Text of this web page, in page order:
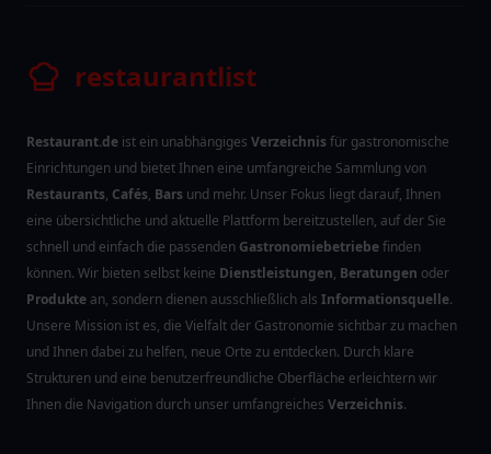
restaurantlist
Restaurant.de ist ein unabhängiges Verzeichnisfür gastronomische
Einrichtungen und bietet Ihnen eine umfangreiche Sammlung von
Restaurants, Cafés, Bars und mehr. Unser Fokus liegt darauf, Ihnen
eine übersichtliche und aktuelle Plattform bereitzustellen, auf der Sie
schnell und einfach die passenden Gastronomiebetriebefinden
können. Wir bieten selbst keine Dienstleistungen, Beratungen oder
Produkte an, sondern dienen ausschließlich als Informationsquelle.
Unsere Mission ist es, die Vielfalt der Gastronomie sichtbar zu machen
und Ihnen dabei zu helfen, neue Orte zu entdecken. Durch klare
Strukturen und eine benutzerfreundliche Oberfläche erleichtern wir
Ihnen die Navigation durch unser umfangreiches Verzeichnis.